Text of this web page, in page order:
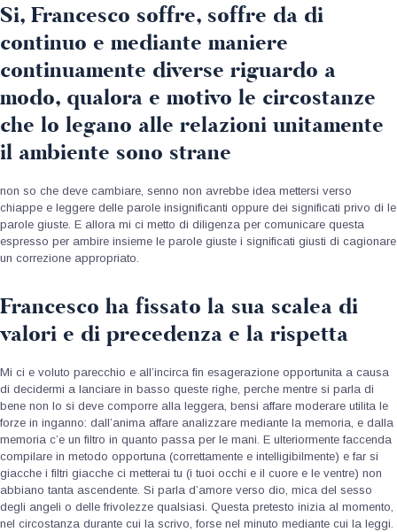
Si, Francesco soffre, soffre da di
continuo e mediante maniere
continuamente diverse riguardo a
modo, qualora e motivo le circostanze
che lo legano alle relazioni unitamente
il ambiente sono strane
non so che deve cambiare, senno non avrebbe idea mettersi verso
chiappe e leggere delle parole insignificanti oppure dei significati privo di le
parole giuste. E allora mi ci metto di diligenza per comunicare questa
espresso per ambire insieme le parole giuste i significati giusti di cagionare
un correzione appropriato.
Francesco ha fissato la sua scalea di
valori e di precedenza e la rispetta
Mi ci e voluto parecchio e all’incirca fin esagerazione opportunita a causa
di decidermi a lanciare in basso queste righe, perche mentre si parla di
bene non lo si deve comporre alla leggera, bensi affare moderare utilita le
forze in inganno: dall’anima affare analizzare mediante la memoria, e dalla
memoria c’e un filtro in quanto passa per le mani. E ulteriormente faccenda
compilare in metodo opportuna (correttamente e intelligibilmente) e far si
giacche i filtri giacche ci metterai tu (i tuoi occhi e il cuore e le ventre) non
abbiano tanta ascendente. Si parla d’amore verso dio, mica del sesso
degli angeli o delle frivolezze qualsiasi. Questa pretesto inizia al momento,
nel circostanza durante cui la scrivo, forse nel minuto mediante cui la leggi.